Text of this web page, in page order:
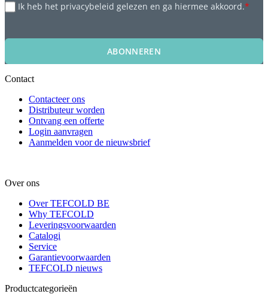
Ik heb het privacybeleid gelezen en ga hiermee akkoord.*
ABONNEREN
Contact
Contacteer ons
Distributeur worden
Ontvang een offerte
Login aanvragen
Aanmelden voor de nieuwsbrief
Over ons
Over TEFCOLD BE
Why TEFCOLD
Leveringsvoorwaarden
Catalogi
Service
Garantievoorwaarden
TEFCOLD nieuws
Productcategorieën